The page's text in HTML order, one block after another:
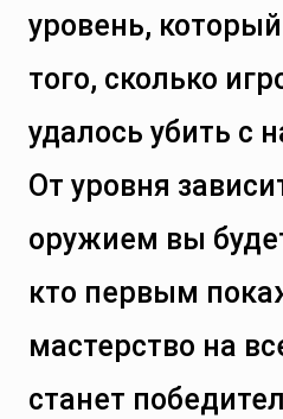
уровень,
того, сколько
удалось убить с
От уровня
оружием вы
кто первым
мастерство на
станет